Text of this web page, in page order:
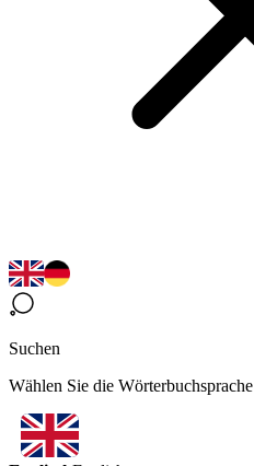
Suchen
Wählen Sie die Wörterbuchsprache